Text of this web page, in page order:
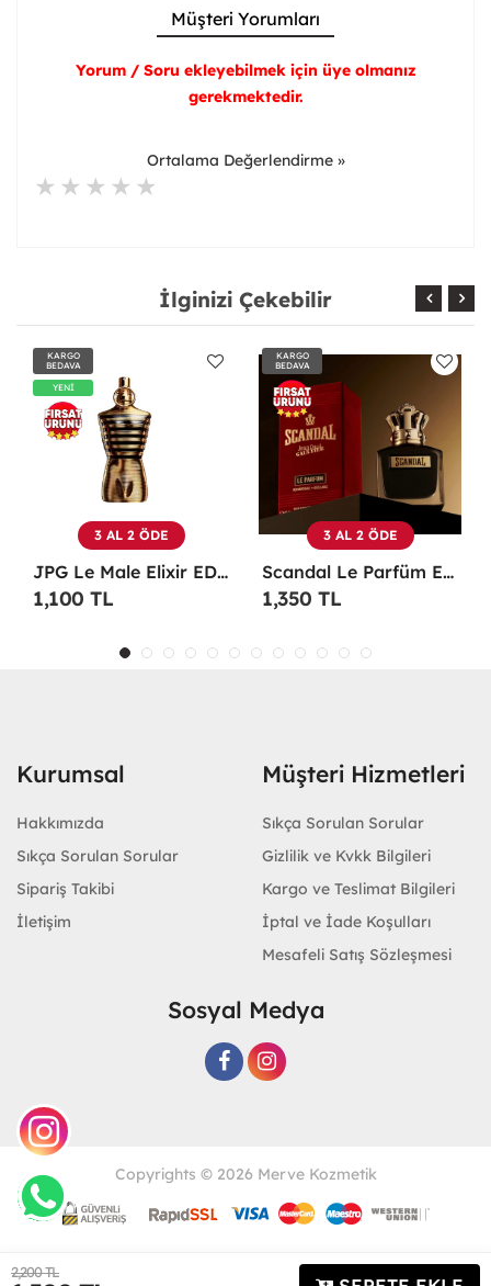
Müşteri Yorumları
Yorum / Soru ekleyebilmek için üye olmanız
gerekmektedir.
Ortalama Değerlendirme »
2,200 TL
İlginizi Çekebilir
JPG Le Male Elixir EDP 125 ML TESTER Erkek Parfüm -
BEDAVA
3 AL 2 ÖDE
Scandal Le Parfüm EDP 100 ML Erkek Parfüm -
KARGO
BEDAVA
3 AL
Kurumsal
Hakkımızda
Sıkça Sorulan Sorular
Sipariş Takibi
İletişim
Müşteri Hizmetleri
Sıkça Sorulan Sorular
Gizlilik ve Kvkk Bilgileri
Kargo ve Teslimat Bilgileri
İptal ve İade Koşulları
Mesafeli Satış Sözleşmesi
Sosyal Medya
Copyrights © 2026 Merve Kozmetik
Geliştir - powered by innovation